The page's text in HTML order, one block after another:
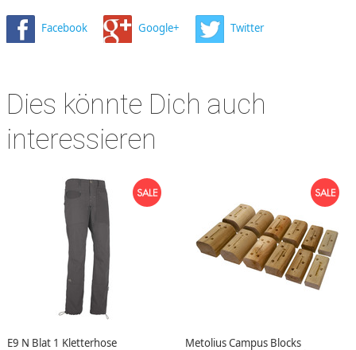
Facebook Google+ Twitter
Dies könnte Dich auch
interessieren
E9 N Blat 1 Kletterhose
Metolius Campus Blocks